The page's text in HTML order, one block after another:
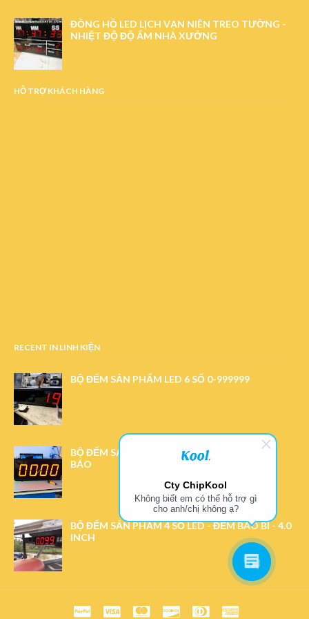
ĐỒNG HỒ LED LỊCH VẠN NIÊN TREO TƯỜNG -
NHIỆT ĐỘ ĐỘ ẨM NHÀ XƯỞNG
HỖ TRỢ KHÁCH HÀNG
RECENT IN LINH KIỆN
BỘ ĐẾM SẢN PHẨM LED 6 SỐ 0-999999
BỘ ĐẾM SẢN PHẨM 4 SỐ LED 4 INCH CÓ CÒI
BÁO
BỘ ĐẾM SẢN PHẨM 4 SỐ LED - ĐẾM BAO BÌ - 4.0
INCH
Cty ChipKool
Không biết em có thể hỗ trợ gì
cho anh/chị không ạ?